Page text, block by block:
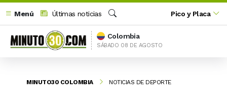
Menú
Últimas noticias
Buscar
Pico y Placa
Colombia
SÁBADO 08 DE AGOSTO
MINUTO30 COLOMBIA NOTICIAS DE DEPORTE